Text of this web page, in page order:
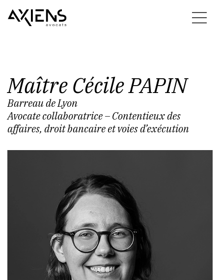
MaîtreCécilePAPIN
Barreau de Lyon
Avocate collaboratrice – Contentieux des
affaires, droit bancaire et voies d’exécution